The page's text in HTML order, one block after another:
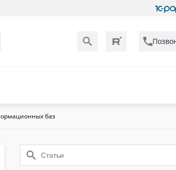
баз